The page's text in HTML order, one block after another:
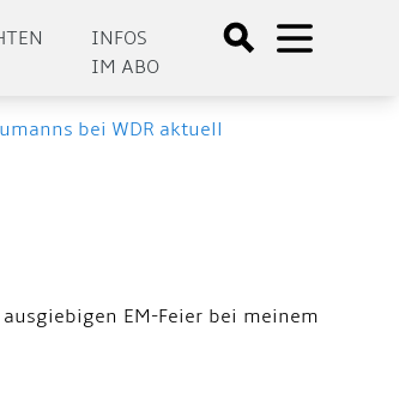
INFOS
IM ABO
bei WDR aktuell
EM-Feier bei meinem